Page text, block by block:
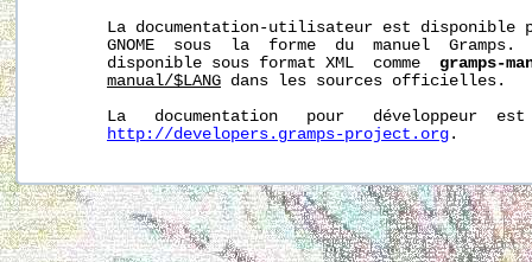
La documentation-utilisateur est disponible
GNOME  sous  la  forme  du  manuel  Gramps.
       disponible sous format XML  comme
gramps-
manual/$LANG dans les sources officielles.
La   documentation   pour   développeur
http://developers.gramps-project.org